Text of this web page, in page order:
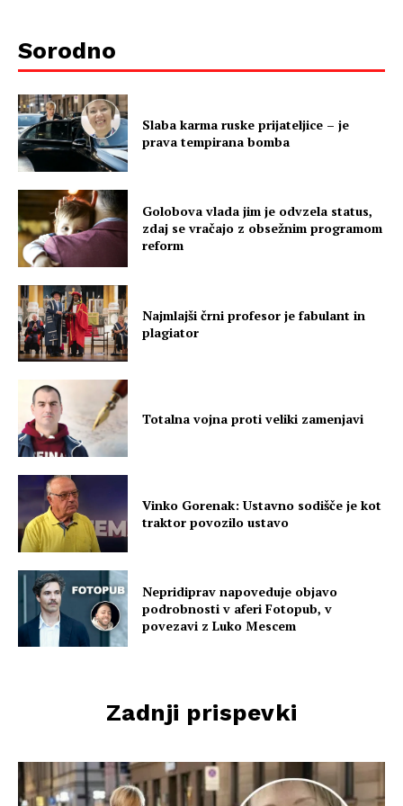
Sorodno
Slaba karma ruske prijateljice – je
prava tempirana bomba
Golobova vlada jim je odvzela status,
zdaj se vračajo z obsežnim programom
reform
Najmlajši črni profesor je fabulant in
plagiator
Totalna vojna proti veliki zamenjavi
Vinko Gorenak: Ustavno sodišče je kot
traktor povozilo ustavo
Nepridiprav napoveduje objavo
podrobnosti v aferi Fotopub, v
povezavi z Luko Mescem
Zadnji prispevki